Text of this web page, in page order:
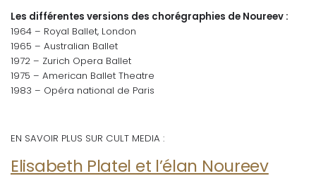
Les différentes versions des chorégraphies de Noureev :
1964 – Royal Ballet, London
1965 – Australian Ballet
1972 – Zurich Opera Ballet
1975 – American Ballet Theatre
1983 – Opéra national de Paris
EN SAVOIR PLUS SUR CULT MEDIA :
Elisabeth Platel et l’élan Noureev